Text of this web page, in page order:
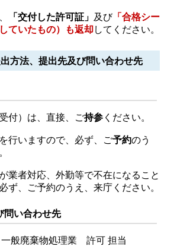
「交付した許可証」 及び「合格シー
ていたもの）も返却してください。
方法、提出先及び問い合わせ先
）は、直接、ご持参 ください。
いますので、必ず、ご予約のう
業者対応、外勤等で不在になること
ず、ご予約のうえ、来庁ください。
い合わせ先
般廃棄物処理業 許可 担当